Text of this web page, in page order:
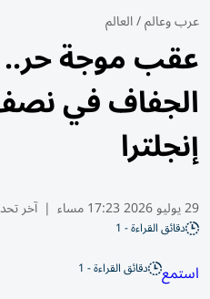
عرب وعالم/العالم
عقب موجة حر..
الجفاف في
إنجلترا
29 يوليو 2026 17:23 مساء | آخر
دقائق القراءة - 1
استمع دقائق القراءة - 1